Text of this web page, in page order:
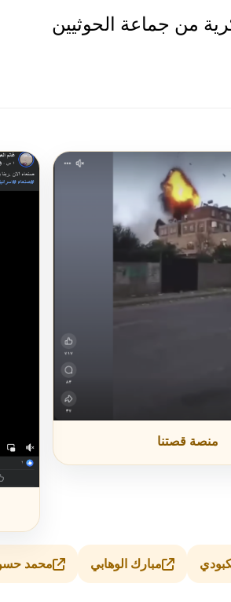
الحوثي مساء
منصة قصتنا